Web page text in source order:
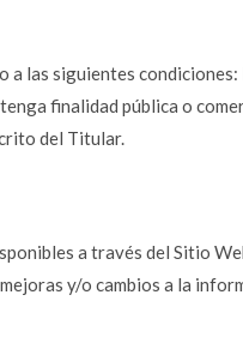
a las siguientes
finalidad pública o
del Titular.
a través del Sitio
y/o cambios a la